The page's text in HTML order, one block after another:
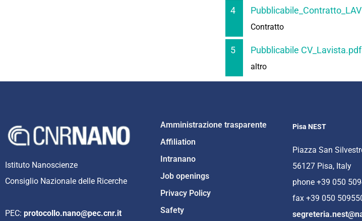
4
Contratto
5 Pubblicabile CV_Lavista.pdf
altro
Istituto Nanoscienze
Consiglio Nazionale delle Ricerche
PEC: protocollo.nano@pec.cnr.it
Amministrazione trasparente
Affiliation
Intranano
Job openings
Privacy Policy
Safety
Pisa NEST
Piazza San
56127 Pisa, Italy
phone +39 050
fax +39 050